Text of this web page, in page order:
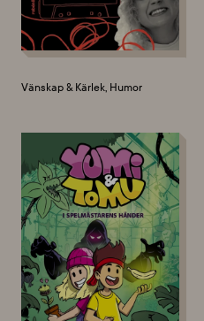
Vänskap & Kärlek, Humor